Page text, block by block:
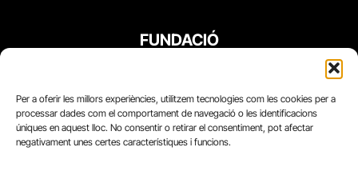
Per a oferir les millors experiències, utilitzem tecnologies com les cookies per a
processar dades com el comportament de navegació o les identificacions
úniques en aquest lloc. No consentir o retirar el consentiment, pot afectar
negativament unes certes característiques i funcions.
FUNDACIÓ